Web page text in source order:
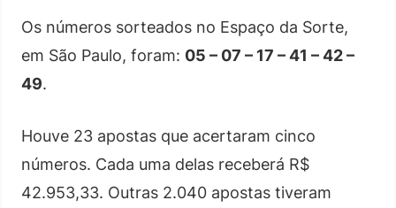
Os números sorteados no Espaço da Sorte,
em São Paulo, foram: 05 – 07 – 17 – 41 – 42 –
49.
Houve 23 apostas que acertaram cinco
números. Cada uma delas receberá R$
42.953,33. Outras 2.040 apostas tiveram